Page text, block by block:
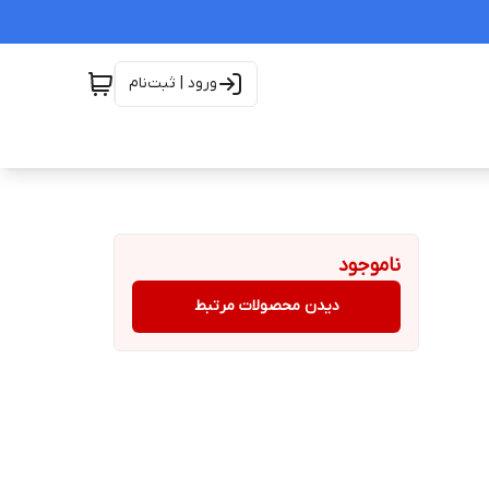
ورود | ثبت‌نام
ناموجود
دیدن محصولات مرتبط